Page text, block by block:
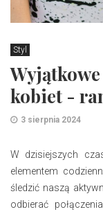
Styl
kobiet -
3 sierpnia 2024
W dzisiejszych
elementem
śledzić naszą
odbierać